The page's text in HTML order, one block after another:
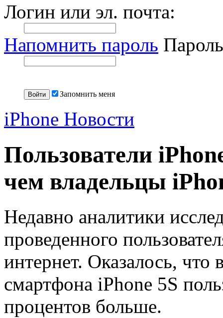
Логин или эл. почта:
Напомнить пароль
Запомнить меня
iPhone Новости
Пользователи
чем владельцы
Недавно аналитики
проведенного
интернет. Оказалось, что
смартфона iPhone 5S
процентов больше.